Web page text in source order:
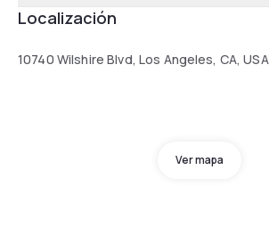
Localización
10740 Wilshire Blvd, Los Angeles, CA, USA
Ver mapa